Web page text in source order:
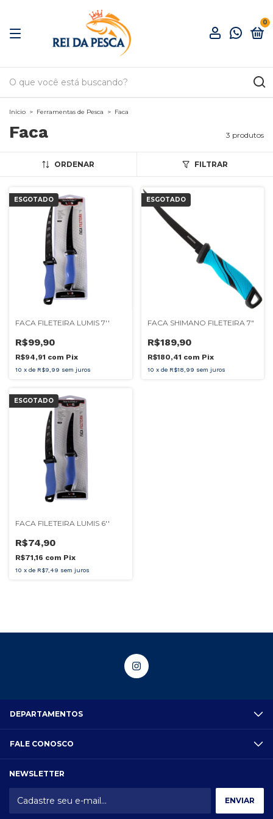
0
Início > Ferramentas de Pesca > Faca
Faca 3 produtos
ORDENAR FILTRAR
ESGOTADO
FACA FILETEIRA LUMIS 7''
R$99,90
R$94,91 com Pix
10 x de R$9,99 sem juros
ESGOTADO
FACA SHIMANO FILETEIRA 7"
R$189,90
R$180,41 com Pix
10 x de R$18,99 sem juros
ESGOTADO
FACA FILETEIRA LUMIS 6''
R$74,90
R$71,16 com Pix
10 x de R$7,49 sem juros
DEPARTAMENTOS
FALE CONOSCO
NEWSLETTER